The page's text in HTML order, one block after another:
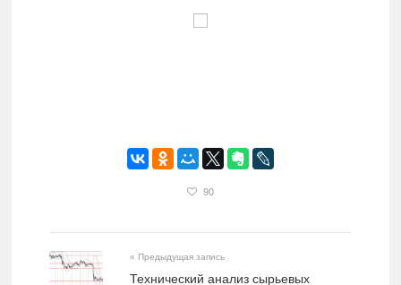
90
« Предыдущая запись
Технический анализ сырьевых